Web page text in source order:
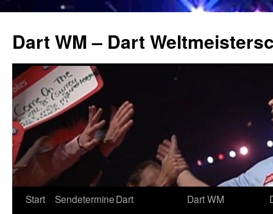
springen
Dart WM – Dart
Start SendetermineDart
Dart WM